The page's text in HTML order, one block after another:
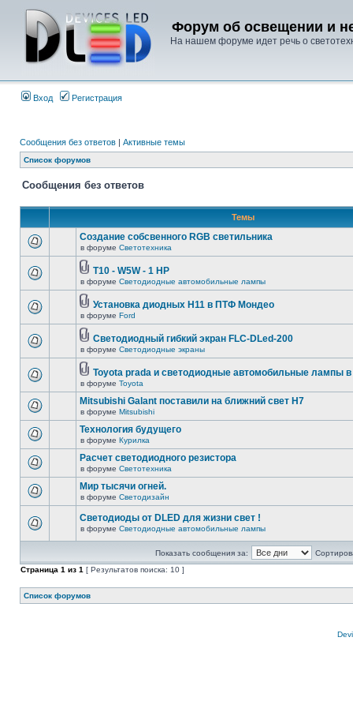
Форум об освещении и
На нашем форуме идет речь о
Вход Регистрация
Сообщения без ответов | Активные темы
Список форумов
Сообщения без ответов
Темы
Создание собсвенного RGB светильника
в форуме Светотехника
T10 - W5W - 1 HP
в форуме Светодиодные автомобильные лампы
Установка диодных Н11 в ПТФ Мондео
в форуме Ford
Светодиодный гибкий экран FLC-DLed-200
в форуме Светодиодные экраны
Toyota prada и светодиодные автомобильные лампы в
в форуме Toyota
Mitsubishi Galant поставили на ближний свет H7
в форуме Mitsubishi
Технология будущего
в форуме Курилка
Расчет светодиодного резистора
в форуме Светотехника
Мир тысячи огней.
в форуме Светодизайн
Светодиоды от DLED для жизни свет !
в форуме Светодиодные автомобильные лампы
Показать сообщения за:
Страница 1 из 1 [ Результатов поиска: 10 ]
Список форумов